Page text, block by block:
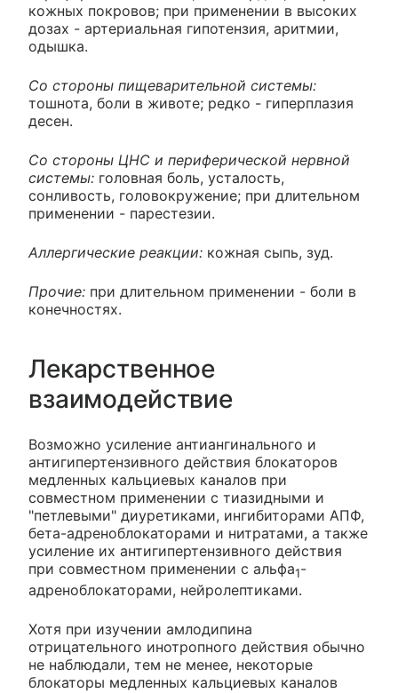
кожных покровов; при применении в высоких
дозах - артериальная гипотензия, аритмии,
одышка.
Со стороны пищеварительной системы:
тошнота, боли в животе; редко - гиперплазия
десен.
Со стороны ЦНС и периферической нервной
системы: головная боль, усталость,
сонливость, головокружение; при длительном
применении - парестезии.
Аллергические реакции: кожная сыпь, зуд.
Прочие: при длительном применении - боли в
конечностях.
Лекарственное
взаимодействие
Возможно усиление антиангинального и
антигипертензивного действия блокаторов
медленных кальциевых каналов при
совместном применении с тиазидными и
"петлевыми" диуретиками, ингибиторами АПФ,
бета-адреноблокаторами и нитратами, а также
усиление их антигипертензивного действия
при совместном применении с альфа1-
адреноблокаторами, нейролептиками.
Хотя при изучении амлодипина
отрицательного инотропного действия обычно
не наблюдали, тем не менее, некоторые
блокаторы медленных кальциевых каналов